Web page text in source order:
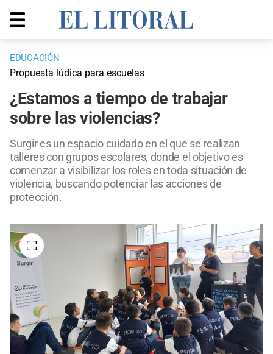
EDUCACIÓN
Propuesta lúdica para escuelas
¿Estamos a tiempo de trabajar
sobre las violencias?
Surgir es un espacio cuidado en el que se realizan
talleres con grupos escolares, donde el objetivo es
comenzar a visibilizar los roles en toda situación de
violencia, buscando potenciar las acciones de
protección.